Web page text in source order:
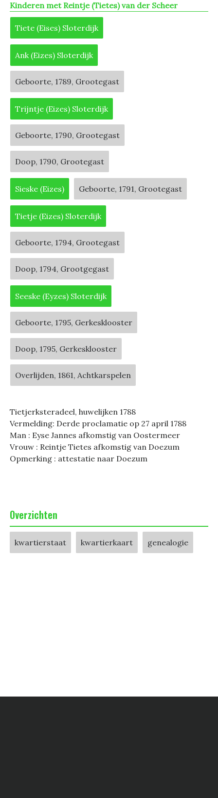
Kinderen met Reintje (Tietes) van der Scheer
Tiete (Eises) Sloterdijk
Ank (Eizes) Sloterdijk
Geboorte, 1789, Grootegast
Trijntje (Eizes) Sloterdijk
Geboorte, 1790, Grootegast
Doop, 1790, Grootegast
Sieske (Eizes) Geboorte, 1791, Grootegast
Tietje (Eizes) Sloterdijk
Geboorte, 1794, Grootegast
Doop, 1794, Grootgegast
Seeske (Eyzes) Sloterdijk
Geboorte, 1795, Gerkesklooster
Doop, 1795, Gerkesklooster
Overlijden, 1861, Achtkarspelen
Tietjerksteradeel, huwelijken 1788
Vermelding: Derde proclamatie op 27 april 1788
Man : Eyse Jannes afkomstig van Oostermeer
Vrouw : Reintje Tietes afkomstig van Doezum
Opmerking : attestatie naar Doezum
Overzichten
kwartierstaat kwartierkaart genealogie